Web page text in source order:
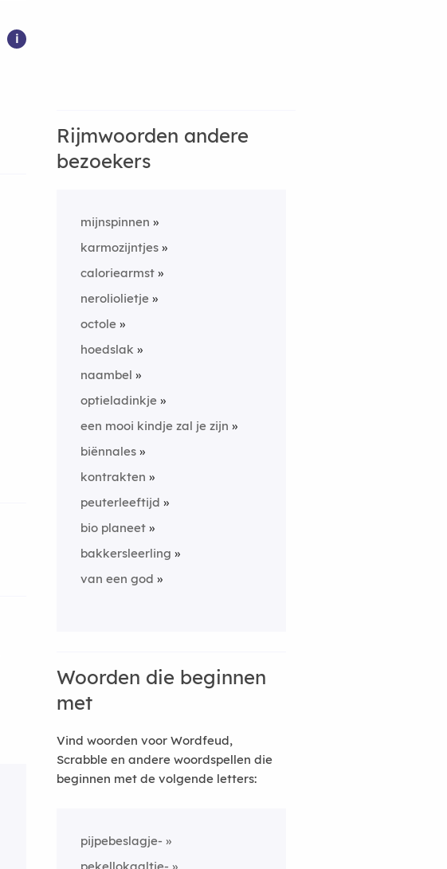
i
Rijmwoorden andere
bezoekers
mijnspinnen
karmozijntjes
caloriearmst
neroliolietje
octole
hoedslak
naambel
optieladinkje
een mooi kindje zal je zijn
biënnales
kontrakten
peuterleeftijd
bio planeet
bakkersleerling
van een god
Woorden die beginnen
met
Vind woorden voor Wordfeud,
Scrabble en andere woordspellen die
beginnen met de volgende letters:
pijpebeslagje-